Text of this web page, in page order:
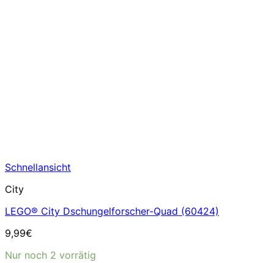
Schnellansicht
City
LEGO® City Dschungelforscher-Quad (60424)
9,99€
Nur noch 2 vorrätig